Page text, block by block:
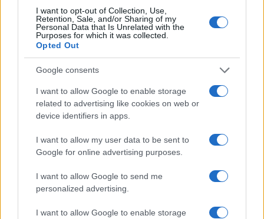
I want to opt-out of Collection, Use,
Retention, Sale, and/or Sharing of my
Personal Data that Is Unrelated with the
Purposes for which it was collected.
Opted Out
Google consents
I want to allow Google to enable storage
related to advertising like cookies on web or
device identifiers in apps.
I want to allow my user data to be sent to
Google for online advertising purposes.
I want to allow Google to send me
personalized advertising.
I want to allow Google to enable storage
NEWS
CSI Bergamo: Tra Corsi, Eventi e Protezione dei Dati
Personali